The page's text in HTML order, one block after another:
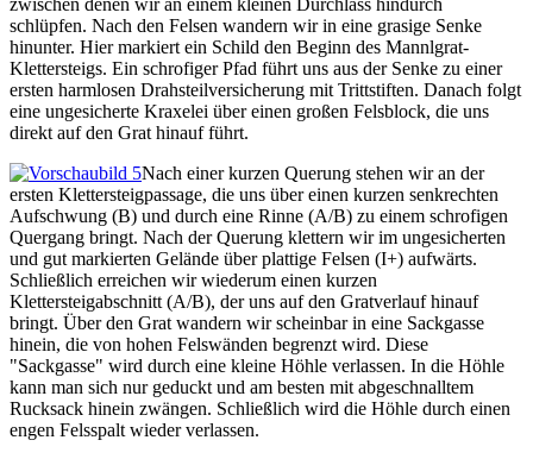
zwischen denen wir an einem kleinen Durchlass hindurch
schlüpfen. Nach den Felsen wandern wir in eine grasige Senke
hinunter. Hier markiert ein Schild den Beginn des Mannlgrat-
Klettersteigs. Ein schrofiger Pfad führt uns aus der Senke zu einer
ersten harmlosen Drahsteilversicherung mit Trittstiften. Danach folgt
eine ungesicherte Kraxelei über einen großen Felsblock, die uns
direkt auf den Grat hinauf führt.
Nach einer kurzen Querung stehen wir an der
ersten Klettersteigpassage, die uns über einen kurzen senkrechten
Aufschwung (B) und durch eine Rinne (A/B) zu einem schrofigen
Quergang bringt. Nach der Querung klettern wir im ungesicherten
und gut markierten Gelände über plattige Felsen (I+) aufwärts.
Schließlich erreichen wir wiederum einen kurzen
Klettersteigabschnitt (A/B), der uns auf den Gratverlauf hinauf
bringt. Über den Grat wandern wir scheinbar in eine Sackgasse
hinein, die von hohen Felswänden begrenzt wird. Diese
"Sackgasse" wird durch eine kleine Höhle verlassen. In die Höhle
kann man sich nur geduckt und am besten mit abgeschnalltem
Rucksack hinein zwängen. Schließlich wird die Höhle durch einen
engen Felsspalt wieder verlassen.